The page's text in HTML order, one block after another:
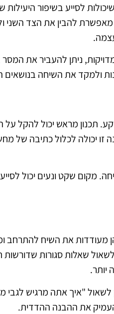
לסייע בשיפור
להבין את הצד השני
ניתן להעביר את
ולמקד את השיחה בנושאים
תכנון מראש יכול להקל על
זו יכולה לכלול כתיבה של
מקום שקט ונעים יכול
מעודדות את השיח להתרחב
שאלות סגורות שדורשות
יותר.
"איך אתה מרגיש
את ההבנה ההדדית.